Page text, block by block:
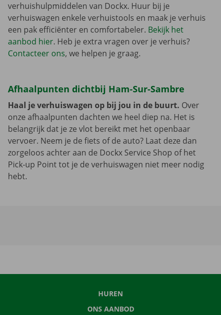
verhuishulpmiddelen van Dockx. Huur bij je
verhuiswagen enkele verhuistools en maak je verhuis
een pak efficiënter en comfortabeler. Bekijk het
aanbod hier. Heb je extra vragen over je verhuis?
Contacteer ons, we helpen je graag.
Afhaalpunten dichtbij Ham-Sur-Sambre
Haal je verhuiswagen op bij jou in de buurt. Over
onze afhaalpunten dachten we heel diep na. Het is
belangrijk dat je ze vlot bereikt met het openbaar
vervoer. Neem je de fiets of de auto? Laat deze dan
zorgeloos achter aan de Dockx Service Shop of het
Pick-up Point tot je de verhuiswagen niet meer nodig
hebt.
HUREN
ONS AANBOD